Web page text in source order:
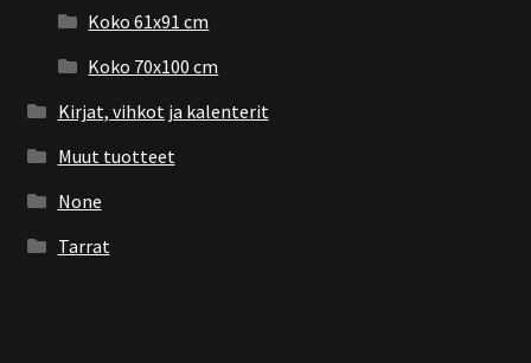
Koko 61x91 cm
Koko 70x100 cm
Kirjat, vihkot ja kalenterit
Muut tuotteet
None
Tarrat